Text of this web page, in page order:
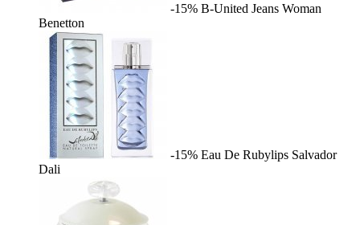
-15% B-United Jeans Woman
Benetton
-15% Eau De Rubylips Salvador
Dali